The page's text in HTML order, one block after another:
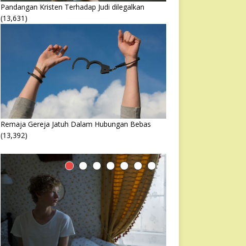
Pandangan Kristen Terhadap Judi dilegalkan
(13,631)
Remaja Gereja Jatuh Dalam Hubungan Bebas
(13,392)